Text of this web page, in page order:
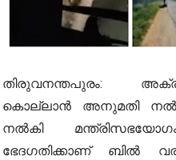
തിരുവനന്തപുരം:
കൊല്ലാൻ അനുമതി
നൽകി
ഭേദഗതിക്കാണ് ബിൽ